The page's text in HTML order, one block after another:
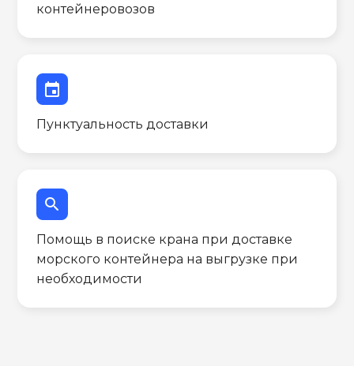
контейнеровозов
event
Пунктуальность доставки
search
Помощь в поиске крана при доставке
морского контейнера на выгрузке при
необходимости